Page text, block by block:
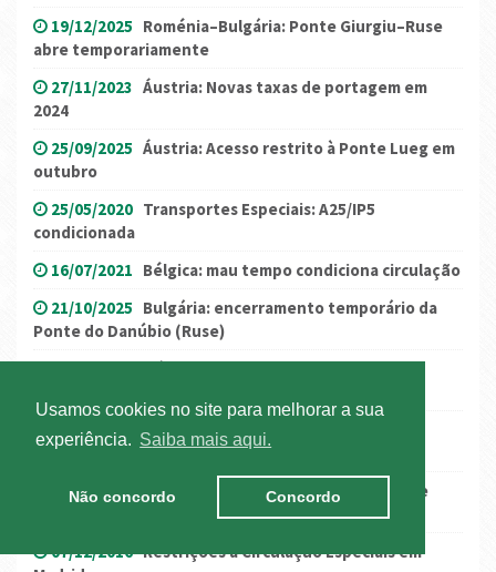
Usamos cookies no site para melhorar a sua
experiência.
Saiba mais aqui.
Não concordo Concordo
19/12/2025 Roménia–Bulgária: Ponte Giurgiu–Ruse
abre temporariamente
27/11/2023 Áustria: Novas taxas de portagem em
2024
25/09/2025 Áustria: Acesso restrito à Ponte Lueg em
outubro
25/05/2020 Transportes Especiais: A25/IP5
condicionada
16/07/2021 Bélgica: mau tempo condiciona circulação
21/10/2025 Bulgária: encerramento temporário da
Ponte do Danúbio (Ruse)
14/12/2017 Itália: mau tempo condicionada a
21/06/2019
Polónia: alteração nas restrições à
circulação
19/04/2024
Catalunha: autorizações especiais de
07/12/2016 Restrições à Circulação Especiais em